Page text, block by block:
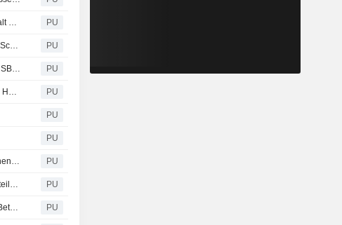
Stadler Rail : feiert sein 10-Jahre Jubiläum in den USA und expandiert in Salt Lake City PU
Stadler Rail : Strategischer Ausbau der EURO6000-Flotte zur Stärkung des Schienengüterverkehrs in Spanien und im Mittelmeerkorridor PU
Stadler Rail : präsentiert finales Design der EURO DuFour-Lokomotiven für SBB Cargo Schweiz PU
Von Hennigsdorf nach Europa: Stadler eröffnet Kundenabnahmezentrum in Hennigsdorf PU
PU
PU
TINA wird entrumpelt: Deutlich messbare Erfolge der Fahrwerksmodifikationen in Darmstadt PU
Stadler Rail : Waldenburgerbahn nimmt als erste Bahn in der Schweiz den teilautomatisierten Betrieb auf PU
Stadler Rail : Neue Fahrzeuge für die Berliner U-Bahn-Linien U5 bis U9 in Betrieb PU